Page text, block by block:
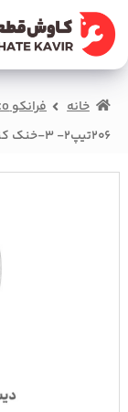
پرش
به
ناوبری
پرش
به
محتوا
صفحه اصلی
سبد خرید
درباره ما
تماس با ما
خانه فرانکو Feranco
206تیپ2- 3-خنک کننده- فرانکو